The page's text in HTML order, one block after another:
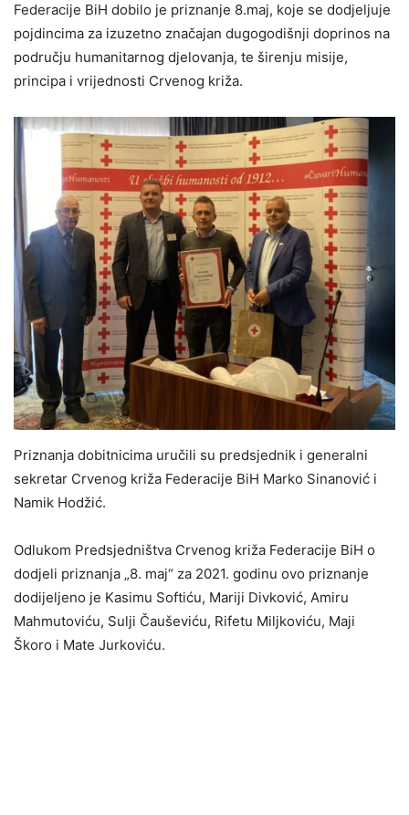
Federacije BiH dobilo je priznanje 8.maj, koje se dodjeljuje
pojdincima za izuzetno značajan dugogodišnji doprinos na
području humanitarnog djelovanja, te širenju misije,
principa i vrijednosti Crvenog križa.
Priznanja dobitnicima uručili su predsjednik i generalni
sekretar Crvenog križa Federacije BiH Marko Sinanović i
Namik Hodžić.
Odlukom Predsjedništva Crvenog križa Federacije BiH o
dodjeli priznanja „8. maj“ za 2021. godinu ovo priznanje
dodijeljeno je Kasimu Softiću, Mariji Divković, Amiru
Mahmutoviću, Sulji Čauševiću, Rifetu Miljkoviću, Maji
Škoro i Mate Jurkoviću.